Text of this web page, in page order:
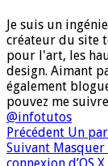
Je suis un
créateur du site
pour l'art, les
design. Aimant
également
pouvez me
@infotutos
Précédent Un
Suivant